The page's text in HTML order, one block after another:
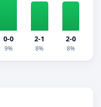
0-0
9%
2-1
8%
2-0
8%